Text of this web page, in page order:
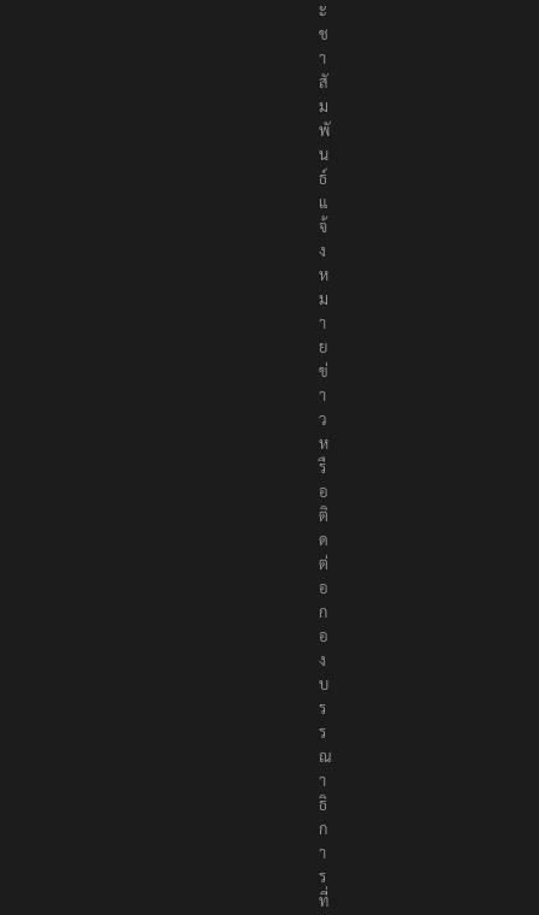
ป
ร
ะ
ช
า
สั
ม
พั
น
ธ์
แ
จ้
ง
ห
ม
า
ย
ข่
า
ว
ห
รื
อ
ติ
ด
ต่
อ
ก
อ
ง
บ
ร
ร
ณ
า
ธิ
ก
า